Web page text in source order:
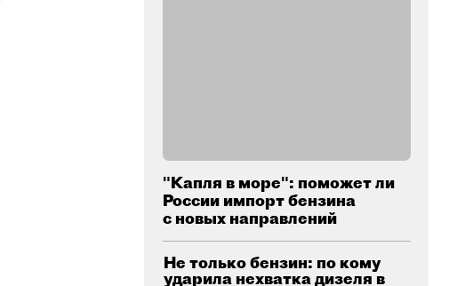
"Капля в море": поможет ли
России импорт бензина
с новых направлений
Не только бензин: по кому
ударила нехватка дизеля в